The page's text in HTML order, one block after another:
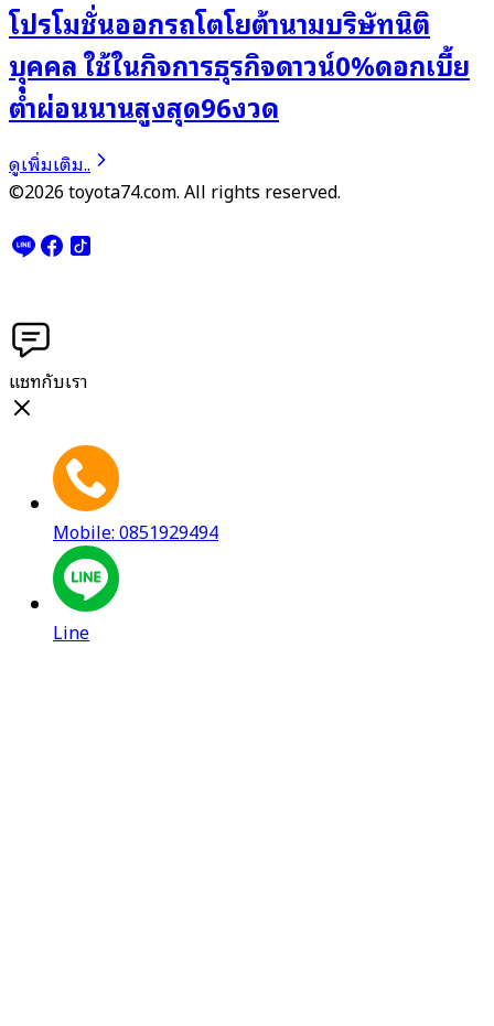
โปรโมชั่นออกรถโตโยต้านามบริษัทนิติ
บุุคคล ใช้ในกิจการธุรกิจดาวน์0%ดอกเบี้ย
ต่ำผ่อนนานสูงสุด96งวด
ดูเพิ่มเติม..
©2026 toyota74.com. All rights reserved.
แชทกับเรา
Mobile: 0851929494
Line